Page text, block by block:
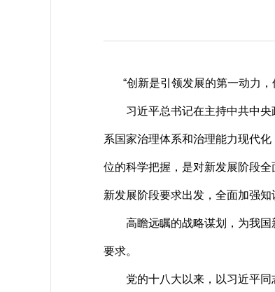
“创新是引领发展的第一动力，
习近平总书记在主持中共中央政
系国家治理体系和治理能力现代
位的科学把握，是对新发展阶段
新发展阶段要求出发，全面加强
高瞻远瞩的战略谋划，为我国
要求。
党的十八大以来，以习近平同